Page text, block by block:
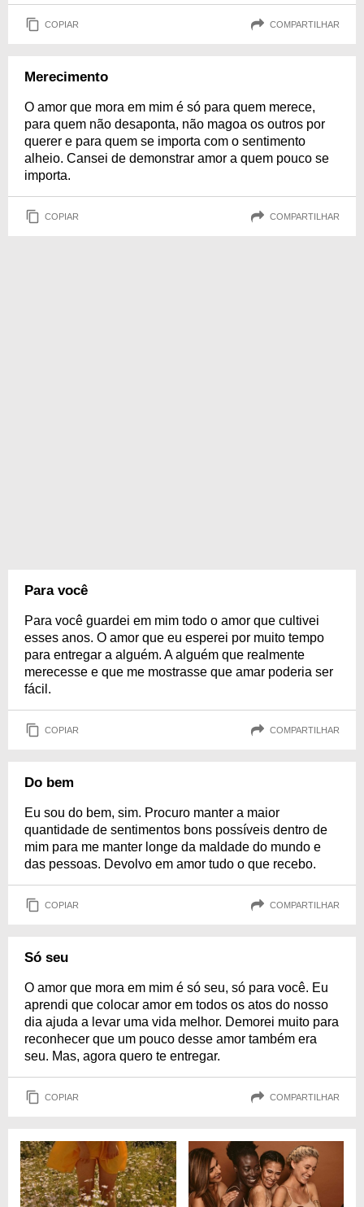
COPIAR COMPARTILHAR
Merecimento
O amor que mora em mim é só para quem merece,
para quem não desaponta, não magoa os outros por
querer e para quem se importa com o sentimento
alheio. Cansei de demonstrar amor a quem pouco se
importa.
COPIAR COMPARTILHAR
Para você
Para você guardei em mim todo o amor que cultivei
esses anos. O amor que eu esperei por muito tempo
para entregar a alguém. A alguém que realmente
merecesse e que me mostrasse que amar poderia ser
fácil.
COPIAR COMPARTILHAR
Do bem
Eu sou do bem, sim. Procuro manter a maior
quantidade de sentimentos bons possíveis dentro de
mim para me manter longe da maldade do mundo e
das pessoas. Devolvo em amor tudo o que recebo.
COPIAR COMPARTILHAR
Só seu
O amor que mora em mim é só seu, só para você. Eu
aprendi que colocar amor em todos os atos do nosso
dia ajuda a levar uma vida melhor. Demorei muito para
reconhecer que um pouco desse amor também era
seu. Mas, agora quero te entregar.
COPIAR COMPARTILHAR